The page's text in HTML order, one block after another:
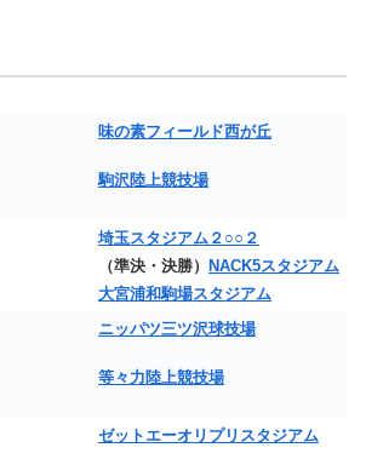
味の素フィールド西が丘
駒沢陸上競技場
埼玉スタジアム２○○２
（準決・決勝） NACK5スタジアム
大宮浦和駒場スタジアム
ニッパツ三ツ沢球技場
等々力陸上競技場
ゼットエーオリプリスタジアム